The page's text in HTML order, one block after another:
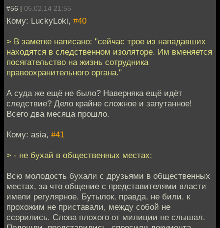
#56 | 05.02.14 21:55
Кому: LuckyLoki, #40
> В заметке написано: "сейчас трое из нападавших
находятся в следственном изоляторе. Им вменяется
посягательство на жизнь сотрудника
правоохранительного органа."
А суда же ещё не было? Наверняка ещё идёт
следствие? Дело крайне сложное и запутанное!
Всего два месяца прошло.
Кому: asia, #41
> - не бухай в общественных местах;
Всю молодость бухали с друзьями в общественных
местах, за что общение с представителями власти
имели регулярное. Бутылок, правда, не били, к
прохожим не приставали, между собой не
ссорились. Слова плохого от милиции не слышал.